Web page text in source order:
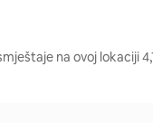
na ovoj lokaciji